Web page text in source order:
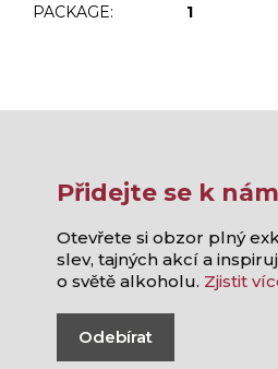
PACKAGE: 1
Přidejte se k nám
Otevřete si obzor plný
slev, tajných akcí a
o světě alkoholu. Zjistit
Odebírat